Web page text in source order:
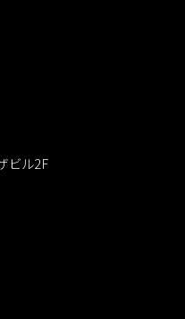
ビル2F